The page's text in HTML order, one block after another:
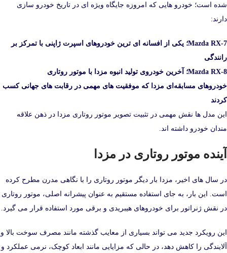
شده است؛ خودرو هایی که امروزه جایگاه ویژه‌ ای در تاریخ خودرو سازی
دارند:
Mazda RX‑7؛ یکی از افسانه‌ ای‌ ترین خودروهای اسپرت ژاپنی با تمرکز بر
رانندگی
Mazda RX‑8؛ آخرین خودروی تولید انبوه مزدا با موتور روتاری
خودروهای مسابقه‌ای مزدا که موفقیت‌ های مهمی در رقابت‌ های جهانی کسب
کردند
این مدل‌ ها نقش مهمی در تثبیت تصویر موتور روتاری مزدا در ذهن علاقه‌
مندان خودرو داشته‌ اند.
آینده موتور روتاری در مزدا
در سال‌ های اخیر، مزدا بار دیگر موتور روتاری را با نگاهی مدرن مطرح کرده
است. این‌ بار، به‌ جای استفاده مستقیم به‌ عنوان پیشرانه اصلی، موتور روتاری
در نقش ژنراتور برای خودروهای هیبریدی و برقی مورد استفاده قرار می‌ گیرد.
این رویکرد جدید می‌ تواند بسیاری از معایب گذشته مانند مصرف سوخت بالا و
آلایندگی را کاهش دهد، در حالی که مزایایی مانند ابعاد کوچک، نرمی عملکرد و